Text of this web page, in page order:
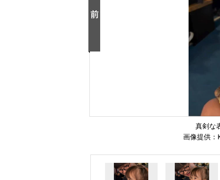
真剣な
画像提供：